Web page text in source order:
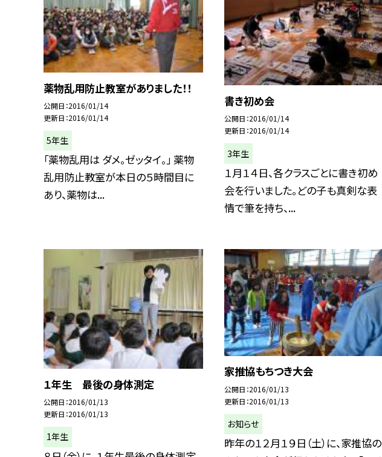
薬物乱用防止教室がありました！！
公開日 2016/01/14
更新日 2016/01/14
5年生
「薬物乱用は ダメ。ゼッタイ。」 薬物
乱用防止教室が本日の５時間目に
あり、薬物は...
書き初め会
公開日 2016/01/14
更新日 2016/01/14
3年生
１月１４日、各クラスごとに書き初め
会を行いました。どの子も真剣な表
情で筆を持ち、...
１年生 最後の身体測定
公開日 2016/01/13
更新日 2016/01/13
1年生
家推協もちつき大会
公開日 2016/01/13
更新日 2016/01/13
お知らせ
昨年の１２月１９日（土）に、家推協の